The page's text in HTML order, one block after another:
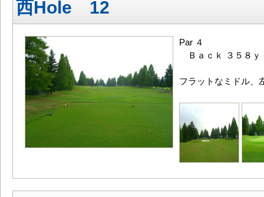
西Hole 12
Par ４
Ｂａｃｋ ３５８
フラットなミドル、